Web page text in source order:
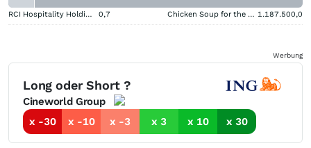
RCI Hospitality Holdings 0,7 Chicken Soup for the Soul Entertainment Registered (A) 1.187.500,0
Werbung
Long oder Short ?
Cineworld Group
x -30
x -10 x -3 x 3 x 10 x 30